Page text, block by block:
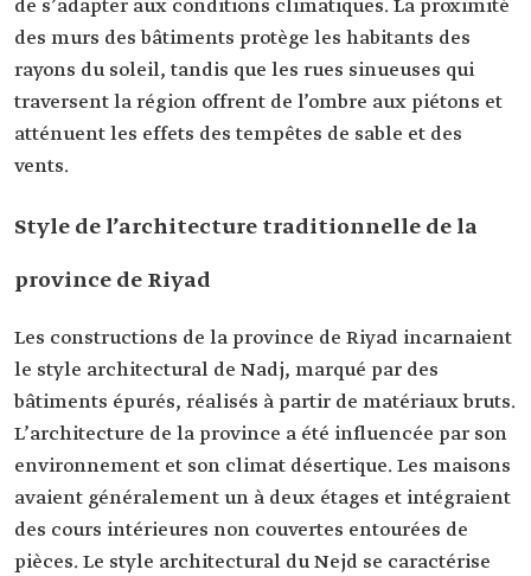
de s’adapter aux conditions climatiques. La proximité
des murs des bâtiments protège les habitants des
rayons du soleil, tandis que les rues sinueuses qui
traversent la région offrent de l’ombre aux piétons et
atténuent les effets des tempêtes de sable et des
vents.
Style de l’architecture traditionnelle de la
province de Riyad
Les constructions de la province de Riyad incarnaient
le style architectural de Nadj, marqué par des
bâtiments épurés, réalisés à partir de matériaux bruts.
L’architecture de la province a été influencée par son
environnement et son climat désertique. Les maisons
avaient généralement un à deux étages et intégraient
des cours intérieures non couvertes entourées de
pièces. Le style architectural du Nejd se caractérise